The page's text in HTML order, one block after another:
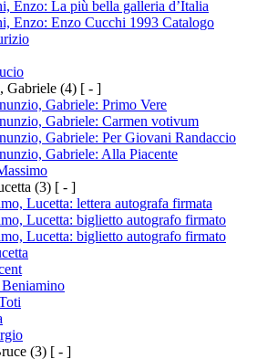
Enzo: La più bella galleria d’Italia
Enzo: Enzo Cucchi 1993 Catalogo
Gabriele (4) [ - ]
Gabriele: Primo Vere
Gabriele: Carmen votivum
Gabriele: Per Giovani Randaccio
Gabriele: Alla Piacente
(3) [ - ]
Lucetta: lettera autografa firmata
Lucetta: biglietto autografo firmato
Lucetta: biglietto autografo firmato
(3) [ - ]